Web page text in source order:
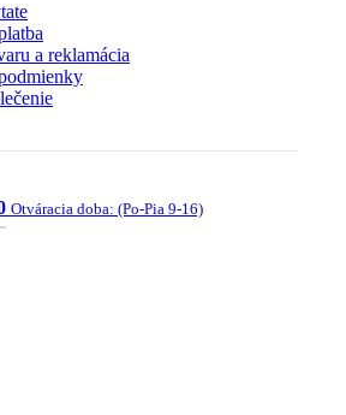
a reklamácia
Otváracia doba: (Po-Pia 9-16)